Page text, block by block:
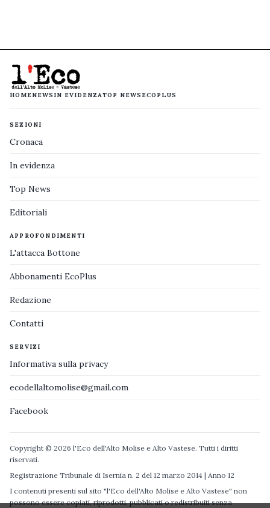
HOMENEWS IN EVIDENZATOP NEWS ECOPLUS
SEZIONI
Cronaca
In evidenza
Top News
Editoriali
APPROFONDIMENTI
L'attacca Bottone
Abbonamenti EcoPlus
Redazione
Contatti
SERVIZI
Informativa sulla privacy
ecodellaltomolise@gmail.com
Facebook
Copyright © 2026 l'Eco dell'Alto Molise e Alto Vastese. Tutti i diritti
riservati.
Registrazione Tribunale di Isernia n. 2 del 12 marzo 2014 | Anno 12
I contenuti presenti sul sito "l'Eco dell'Alto Molise e Alto Vastese" non
possono essere copiati, riprodotti, pubblicati o redistribuiti senza